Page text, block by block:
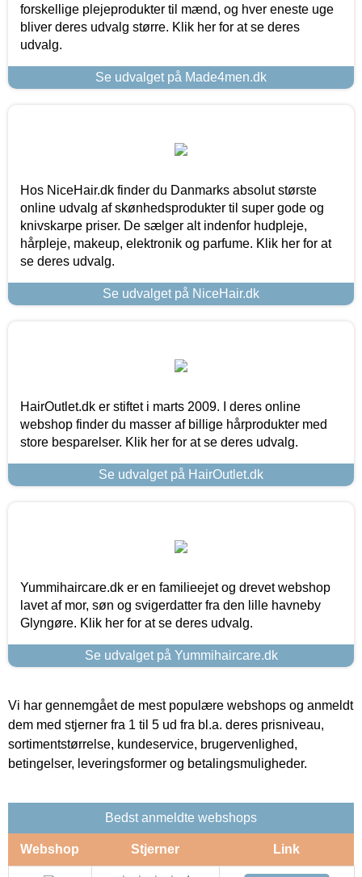
forskellige plejeprodukter til mænd, og hver eneste uge
bliver deres udvalg større. Klik her for at se deres
udvalg.
Se udvalget på Made4men.dk
Hos NiceHair.dk finder du Danmarks absolut største
online udvalg af skønhedsprodukter til super gode og
knivskarpe priser. De sælger alt indenfor hudpleje,
hårpleje, makeup, elektronik og parfume. Klik her for at
se deres udvalg.
Se udvalget på NiceHair.dk
HairOutlet.dk er stiftet i marts 2009. I deres online
webshop finder du masser af billige hårprodukter med
store besparelser. Klik her for at se deres udvalg.
Se udvalget på HairOutlet.dk
Yummihaircare.dk er en familieejet og drevet webshop
lavet af mor, søn og svigerdatter fra den lille havneby
Glyngøre. Klik her for at se deres udvalg.
Se udvalget på Yummihaircare.dk
Vi har gennemgået de mest populære webshops og anmeldt
dem med stjerner fra 1 til 5 ud fra bl.a. deres prisniveau,
sortimentstørrelse, kundeservice, brugervenlighed,
betingelser, leveringsformer og betalingsmuligheder.
Bedst anmeldte webshops
Webshop Stjerner Link